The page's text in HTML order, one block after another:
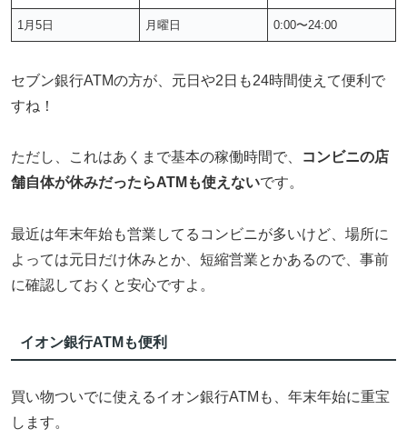
1月5日 月曜日 0:00〜24:00
セブン銀行ATMの方が、元日や2日も24時間使えて便利で
すね！
ただし、これはあくまで基本の稼働時間で、
コンビニの店
舗自体が休みだったらATMも使えないです。
最近は年末年始も営業してるコンビニが多いけど、場所に
よっては元日だけ休みとか、短縮営業とかあるので、事前
に確認しておくと安心ですよ。
イオン銀行ATMも便利
買い物ついでに使えるイオン銀行ATMも、年末年始に重宝
します。